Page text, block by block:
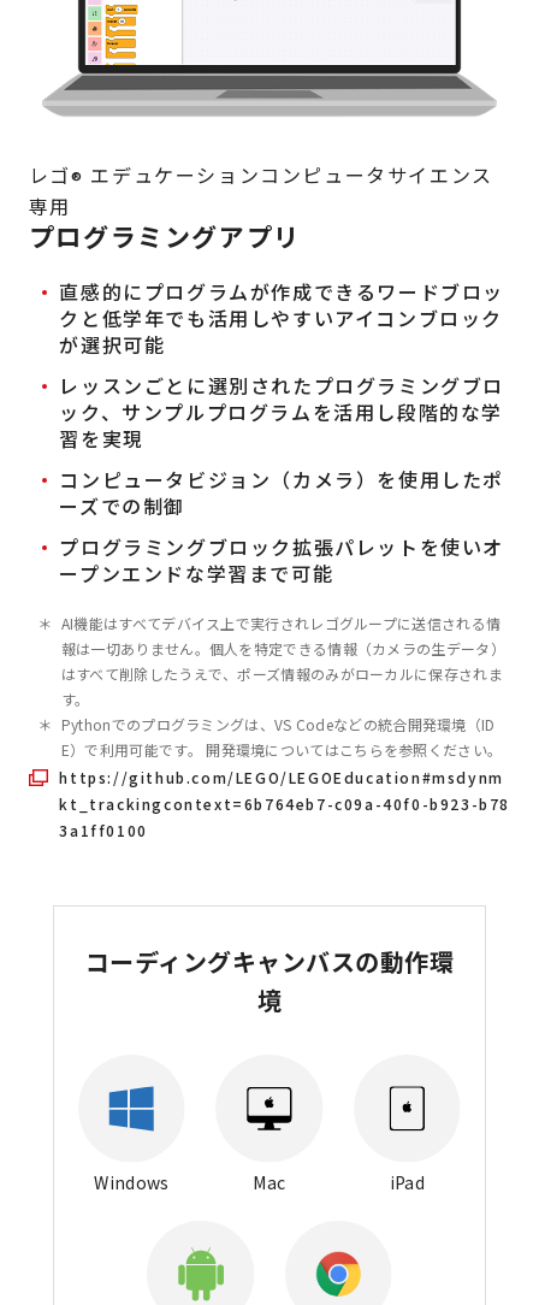
レゴ® エデュケーションコンピュータサイエンス
専用
プログラミングアプリ
直感的にプログラムが作成できるワードブロッ
クと低学年でも活用しやすいアイコンブロック
が選択可能
レッスンごとに選別されたプログラミングブロ
ック、サンプルプログラムを活用し段階的な学
習を実現
コンピュータビジョン（カメラ）を使用したポ
ーズでの制御
プログラミングブロック拡張パレットを使いオ
ープンエンドな学習まで可能
AI機能はすべてデバイス上で実行されレゴグループに送信される情
報は一切ありません。 個人を特定できる情報（カメラの生データ）
はすべて削除したうえで、ポーズ情報のみがローカルに保存されま
す。
Pythonでのプログラミングは、VS Codeなどの統合開発環境（ID
E）で利用可能です。
開発環境についてはこちらを参照ください。
https://github.com/LEGO/LEGOEducation#msdynm
kt_trackingcontext=6b764eb7-c09a-40f0-b923-b78
3a1ff0100
コーディングキャンバスの動作環
境
Windows Mac iPad